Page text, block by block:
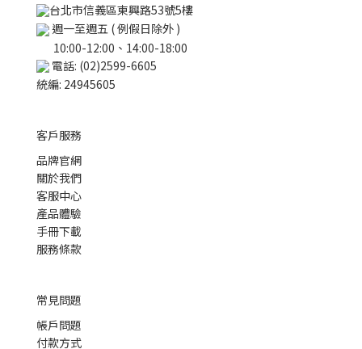
台北市信義區東興路53號5樓
週一至週五 ( 例假日除外 )
10:00-12:00、14:00-18:00
電話: (02)2599-6605
統編: 24945605
客戶服務
品牌官網
關於我們
客服中心
產品體驗
手冊下載
服務條款
常見問題
帳戶問題
付款方式